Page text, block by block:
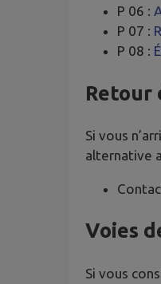
P 06 :
P 07 :
P 08 :
Retour
Si vous
alternative
Voies
Si vous